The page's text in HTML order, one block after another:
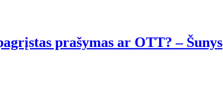
prašymas ar OTT? – Šunys